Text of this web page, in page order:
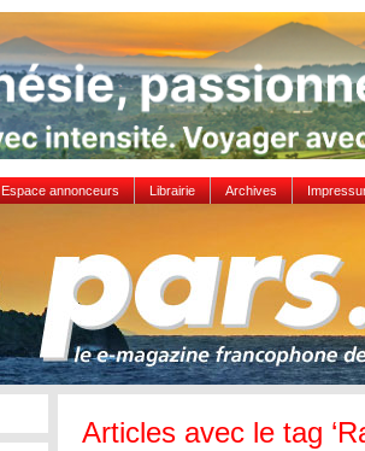
Espace annonceurs Librairie Archives
Articles avec le tag